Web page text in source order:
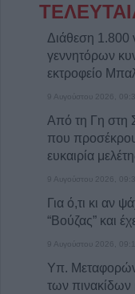
Διάθεση 1.800
γεννητόρων
εκτροφείο
9 Αυγούστου 2026,
Από τη Γη στη
που
ευκαιρία
9 Αυγούστου 2026,
Για ό,τι κι αν
“Βούζας” και
9 Αυγούστου 2026,
Υπ.
των πινακίδων